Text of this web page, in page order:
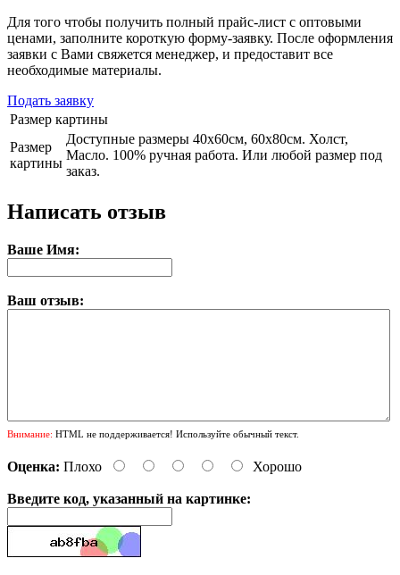
Для того чтобы получить полный прайс-лист с оптовыми
ценами, заполните короткую форму-заявку. После оформления
заявки с Вами свяжется менеджер, и предоставит все
необходимые материалы.
Подать заявку
Размер картины
Размер
картины
Доступные размеры 40х60см, 60х80см. Холст,
Масло. 100% ручная работа. Или любой размер под
заказ.
Написать отзыв
Ваше Имя:
Ваш отзыв:
Внимание: HTML не поддерживается! Используйте обычный текст.
Оценка: Плохо Хорошо
Введите код, указанный на картинке: